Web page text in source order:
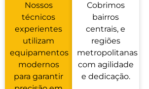
Nossos
técnicos
experientes
utilizam
equipamentos
modernos
para garantir
Cobrimos
bairros
centrais, e
regiões
metropolitanas
com agilidade
e dedicação.